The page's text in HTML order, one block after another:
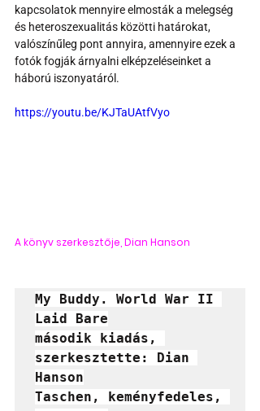
kapcsolatok mennyire elmosták a melegség
és heteroszexualitás közötti határokat,
valószínűleg pont annyira, amennyire ezek a
fotók fogják árnyalni elképzeléseinket a
háború iszonyatáról.
https://youtu.be/KJTaUAtfVyo
A könyv szerkesztője, Dian Hanson
My Buddy. World War II
Laid Bare
második kiadás,
szerkesztette: Dian
Hanson
Taschen, keményfedeles,